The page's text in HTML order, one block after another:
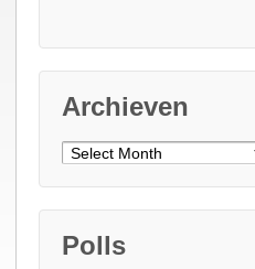
Archieven
Archieven
Polls